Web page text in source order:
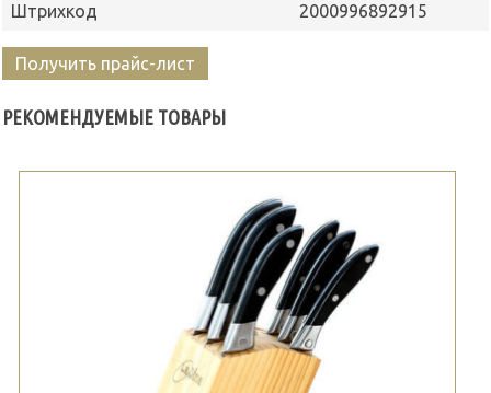
Штрихкод
2000996892915
Получить прайс-лист
РЕКОМЕНДУЕМЫЕ ТОВАРЫ